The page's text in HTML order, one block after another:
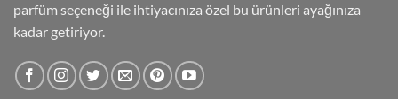
parfüm seçeneği ile ihtiyacınıza özel bu ürünleri ayağınıza
kadar getiriyor.